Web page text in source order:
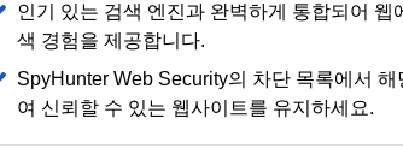
인기 있는 검색 엔진과 완벽하게 통합되어 웹
색 경험을 제공합니다.
SpyHunter Web Security의 차단 목록에서
여 신뢰할 수 있는 웹사이트를 유지하세요.